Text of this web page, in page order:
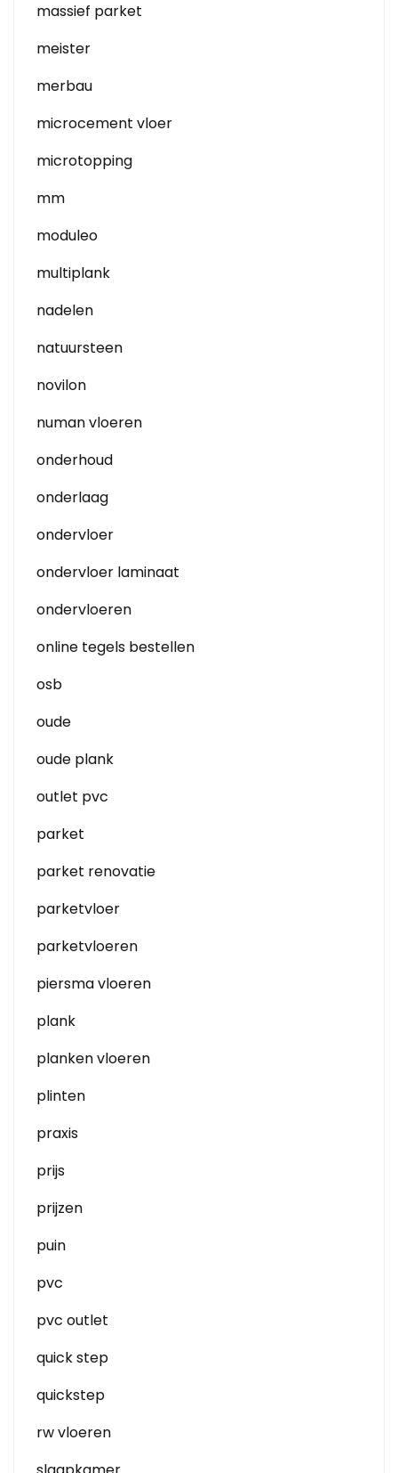
massief parket
meister
merbau
microcement vloer
microtopping
mm
moduleo
multiplank
nadelen
natuursteen
novilon
numan vloeren
onderhoud
onderlaag
ondervloer
ondervloer laminaat
ondervloeren
online tegels bestellen
osb
oude
oude plank
outlet pvc
parket
parket renovatie
parketvloer
parketvloeren
piersma vloeren
plank
planken vloeren
plinten
praxis
prijs
prijzen
puin
pvc
pvc outlet
quick step
quickstep
rw vloeren